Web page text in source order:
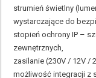
strumień świetlny
wystarczające do
stopień ochrony IP –
zewnętrznych,
zasilanie (230V / 12V /
możliwość integracji z